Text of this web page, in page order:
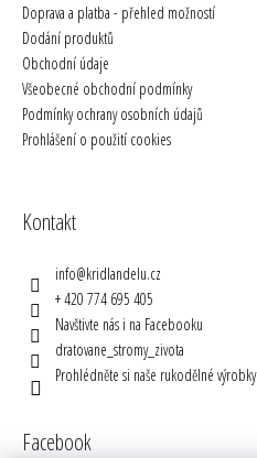
Doprava a platba - přehled možností
Dodání produktů
Obchodní údaje
Všeobecné obchodní podmínky
Podmínky ochrany osobních údajů
Prohlášení o použití cookies
Kontakt
info@kridlandelu.cz
+ 420 774 695 405
Navštivte nás i na Facebooku
dratovane_stromy_zivota
Prohlédněte si naše rukodělné výrobky
Facebook